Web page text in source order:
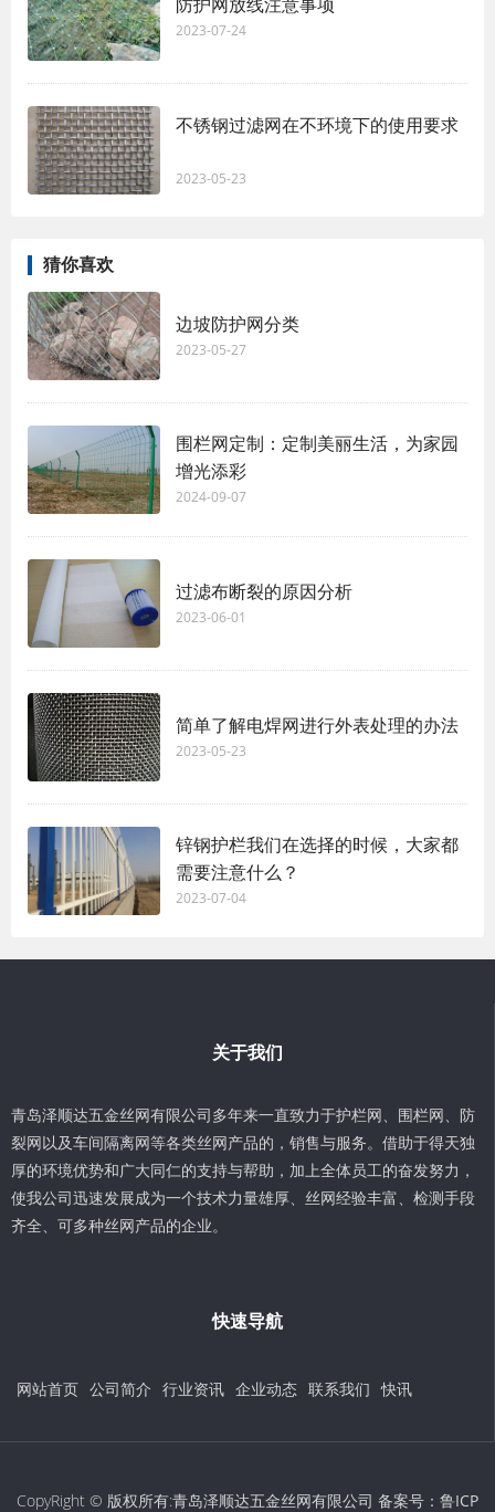
2023-07-24
不锈钢过滤网在不环境下的使用要求
2023-05-23
猜你喜欢
边坡防护网分类
2023-05-27
围栏网定制：定制美丽生活，为家园
增光添彩
2024-09-07
过滤布断裂的原因分析
2023-06-01
简单了解电焊网进行外表处理的办法
2023-05-23
锌钢护栏我们在选择的时候，大家都
需要注意什么？
2023-07-04
关于我们
青岛泽顺达五金丝网有限公司多年来一直致力于护栏网、围栏网、防
裂网以及车间隔离网等各类丝网产品的，销售与服务。借助于得天独
厚的环境优势和广大同仁的支持与帮助，加上全体员工的奋发努力，
使我公司迅速发展成为一个技术力量雄厚、丝网经验丰富、检测手段
齐全、可多种丝网产品的企业。
快速导航
网站首页 公司简介 行业资讯 企业动态 联系我们 快讯
CopyRight © 版权所有:青岛泽顺达五金丝网有限公司 备案号： 鲁ICP